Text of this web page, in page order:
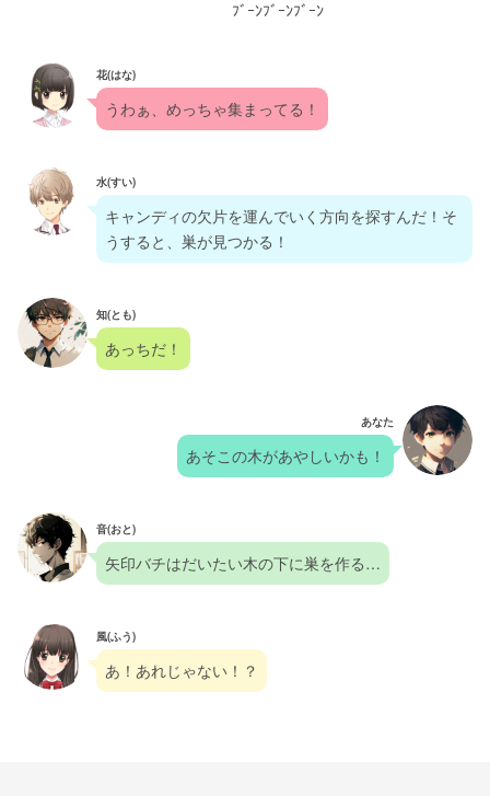
                                                 ﾌﾞｰﾝﾌﾞｰﾝﾌﾞｰﾝ
花(はな)
うわぁ、めっちゃ集まってる！
水(すい)
キャンディの欠片を運んでいく方向を探すんだ！そ
うすると、巣が見つかる！
知(とも)
あっちだ！
あなた
あそこの木があやしいかも！
音(おと)
矢印バチはだいたい木の下に巣を作る…
風(ふう)
あ！あれじゃない！？